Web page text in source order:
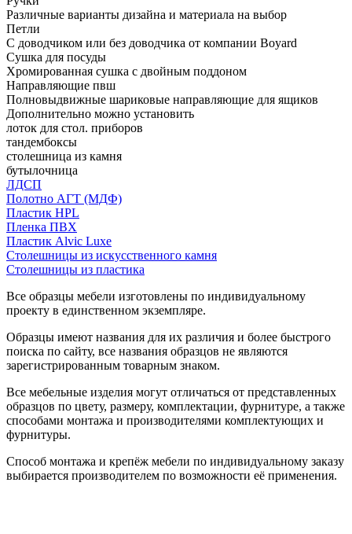
Различные варианты дизайна и материала на выбор
Петли
С доводчиком или без доводчика от компании Boyard
Сушка для посуды
Хромированная сушка с двойным поддоном
Направляющие пвш
Полновыдвижные шариковые направляющие для ящиков
Дополнительно можно установить
лоток для стол. приборов
тандембоксы
столешница из камня
бутылочница
ЛДСП
Полотно АГТ (МДФ)
Пластик HPL
Пленка ПВХ
Пластик Alvic Luxe
Столешницы из искусственного камня
Столешницы из пластика
Все образцы мебели изготовлены по индивидуальному
проекту в единственном экземпляре.
Образцы имеют названия для их различия и более быстрого
поиска по сайту, все названия образцов не являются
зарегистрированным товарным знаком.
Все мебельные изделия могут отличаться от представленных
образцов по цвету, размеру, комплектации, фурнитуре, а также
способами монтажа и производителями комплектующих и
фурнитуры.
Способ монтажа и крепёж мебели по индивидуальному заказу
выбирается производителем по возможности её применения.